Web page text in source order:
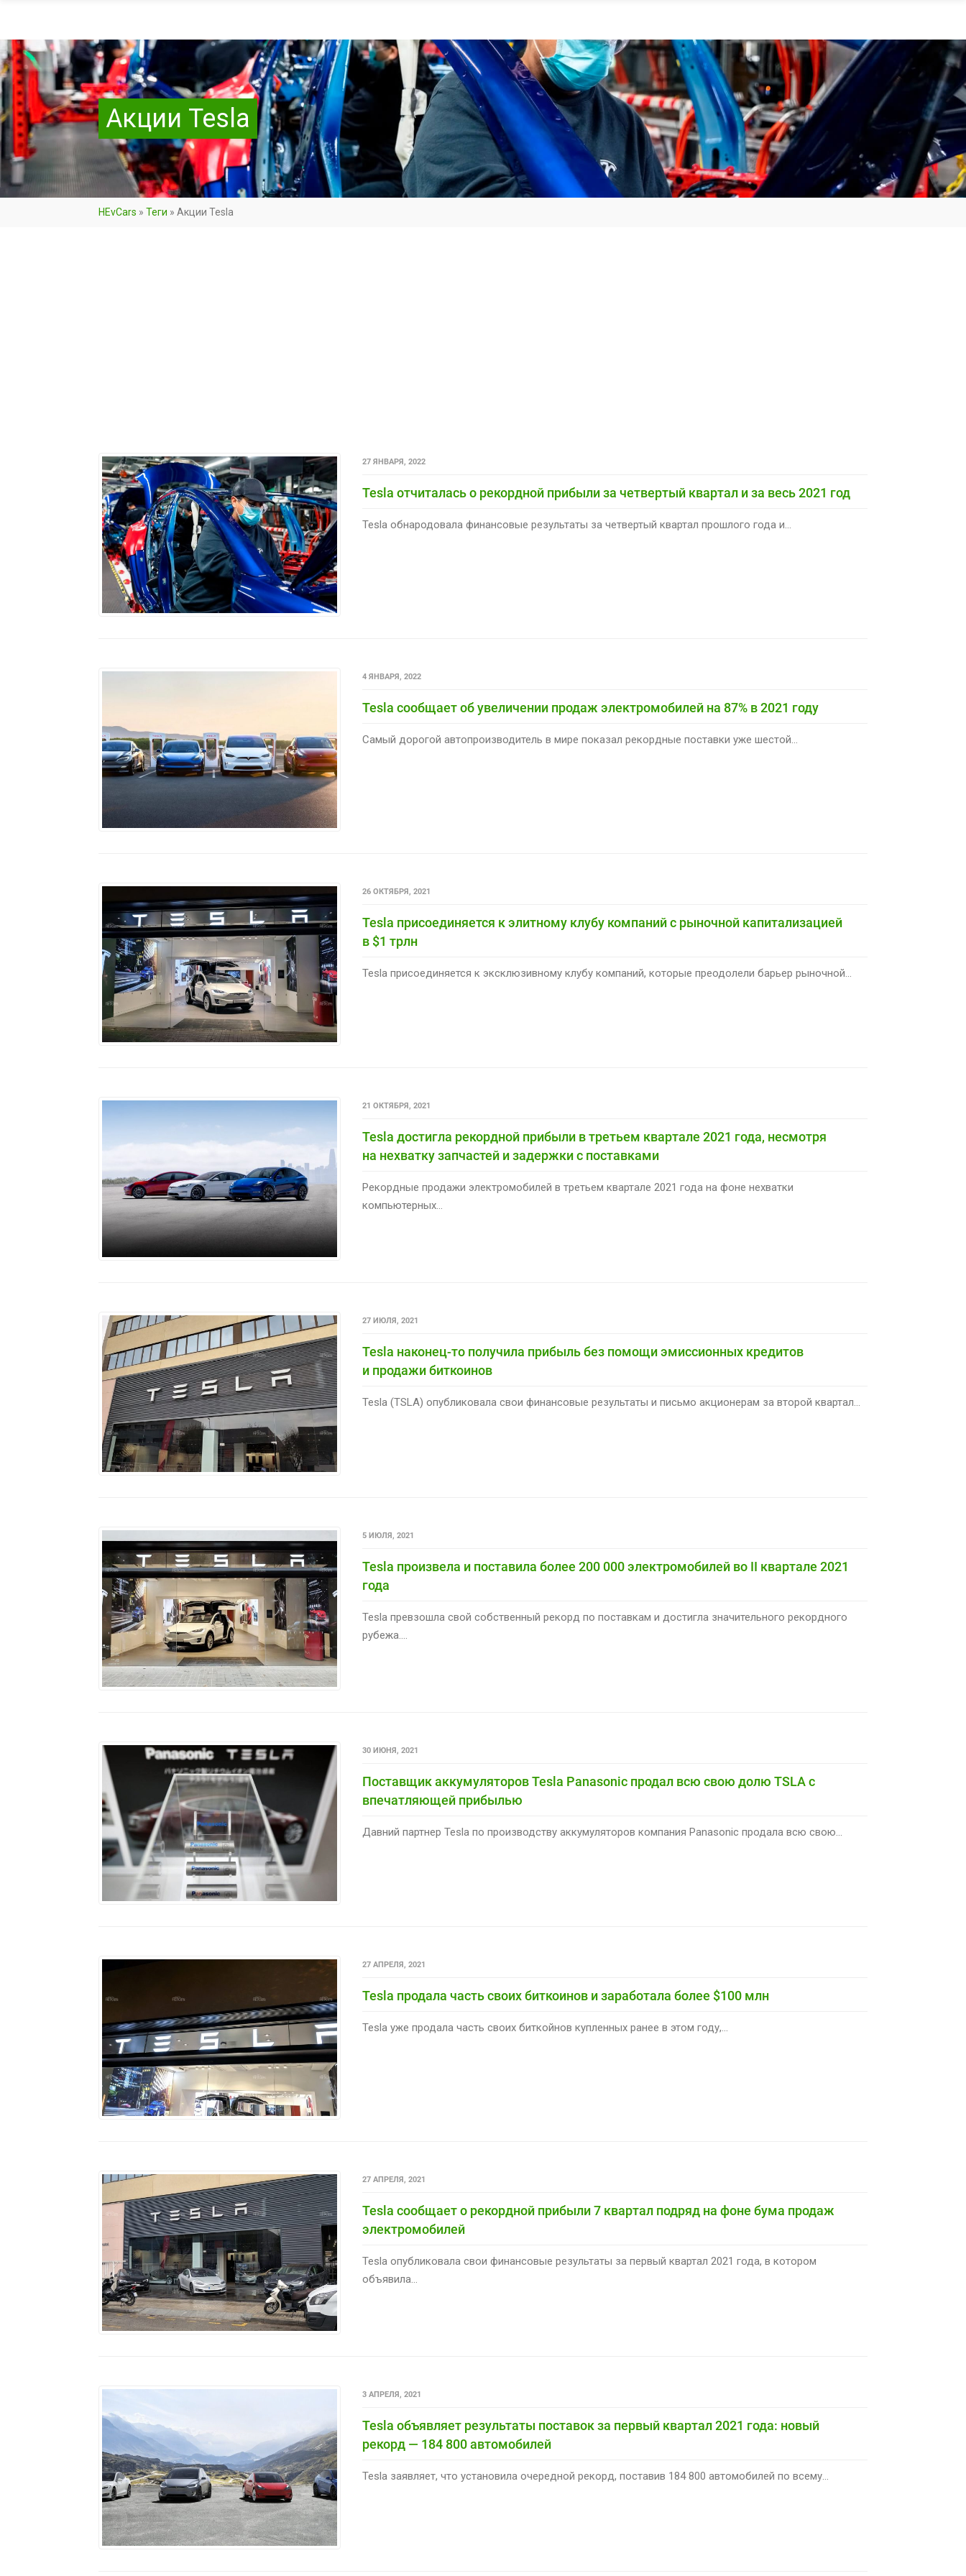
Акции Tesla
HEvCars » Теги » Акции Tesla
27 ЯНВАРЯ, 2022
Tesla отчиталась о рекордной прибыли за четвертый квартал и за весь 2021 год
Tesla обнародовала финансовые результаты за четвертый квартал прошлого года и...
4 ЯНВАРЯ, 2022
Tesla сообщает об увеличении продаж электромобилей на 87% в 2021 году
Самый дорогой автопроизводитель в мире показал рекордные поставки уже шестой...
26 ОКТЯБРЯ, 2021
Tesla присоединяется к элитному клубу компаний с рыночной капитализацией
в $1 трлн
Tesla присоединяется к эксклюзивному клубу компаний, которые преодолели барьер рыночной...
21 ОКТЯБРЯ, 2021
Tesla достигла рекордной прибыли в третьем квартале 2021 года, несмотря
на нехватку запчастей и задержки с поставками
Рекордные продажи электромобилей в третьем квартале 2021 года на фоне нехватки
компьютерных...
27 ИЮЛЯ, 2021
Tesla наконец-то получила прибыль без помощи эмиссионных кредитов
и продажи биткоинов
Tesla (TSLA) опубликовала свои финансовые результаты и письмо акционерам за второй квартал...
5 ИЮЛЯ, 2021
Tesla произвела и поставила более 200 000 электромобилей во II квартале 2021
года
Tesla превзошла свой собственный рекорд по поставкам и достигла значительного рекордного
рубежа....
30 ИЮНЯ, 2021
Поставщик аккумуляторов Tesla Panasonic продал всю свою долю TSLA с
впечатляющей прибылью
Давний партнер Tesla по производству аккумуляторов компания Panasonic продала всю свою...
27 АПРЕЛЯ, 2021
Tesla продала часть своих биткоинов и заработала более $100 млн
Tesla уже продала часть своих биткойнов купленных ранее в этом году,...
27 АПРЕЛЯ, 2021
Tesla сообщает о рекордной прибыли 7 квартал подряд на фоне бума продаж
электромобилей
Tesla опубликовала свои финансовые результаты за первый квартал 2021 года, в котором
объявила...
3 АПРЕЛЯ, 2021
Tesla объявляет результаты поставок за первый квартал 2021 года: новый
рекорд — 184 800 автомобилей
Tesla заявляет, что установила очередной рекорд, поставив 184 800 автомобилей по всему...